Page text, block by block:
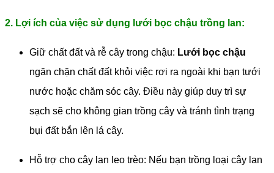
2. Lợi ích của việc sử dụng lưới bọc chậu trồng lan:
Giữ chất đất và rễ cây trong chậu: Lưới bọc chậu
ngăn chặn chất đất khỏi việc rơi ra ngoài khi bạn tưới
nước hoặc chăm sóc cây. Điều này giúp duy trì sự
sạch sẽ cho không gian trồng cây và tránh tình trạng
bụi đất bắn lên lá cây.
Hỗ trợ cho cây lan leo trèo: Nếu bạn trồng loại cây lan